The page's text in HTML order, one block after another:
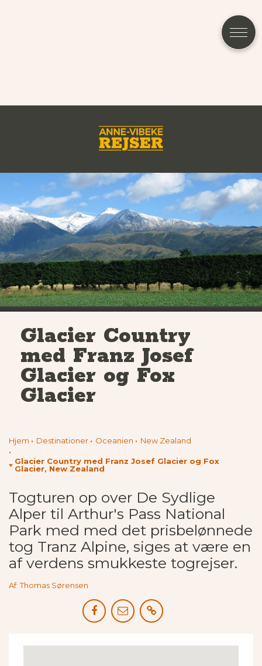
Glacier Country
med Franz Josef
Glacier og Fox
Glacier
Hjem Destinationer Oceanien New Zealand
Glacier Country med Franz Josef Glacier og Fox
Glacier, New Zealand
Togturen op over De Sydlige
Alper til Arthur's Pass National
Park med med det prisbelønnede
tog Tranz Alpine, siges at være en
af verdens smukkeste togrejser.
Af: Thomas Sørensen